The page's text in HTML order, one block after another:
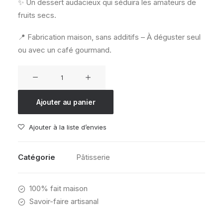
✨ Un dessert audacieux qui séduira les amateurs de
fruits secs.
📍 Fabrication maison, sans additifs – À déguster seul
ou avec un café gourmand.
Tartelette
de
Ajouter au panier
Ajouter à la liste d’envies
Catégorie Pâtisserie
100% fait maison
Savoir-faire artisanal